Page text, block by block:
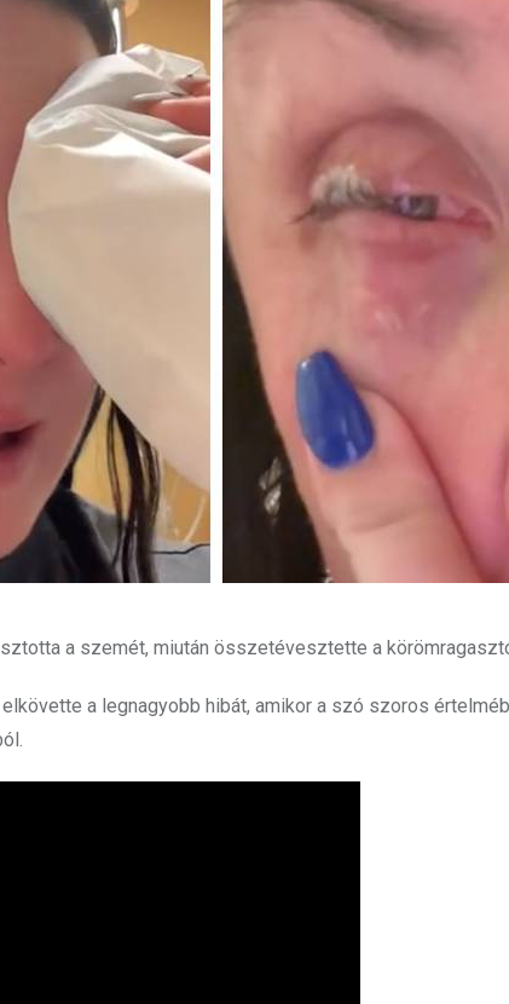
a szemét, miután összetévesztette a
a legnagyobb hibát, amikor a szó szoros